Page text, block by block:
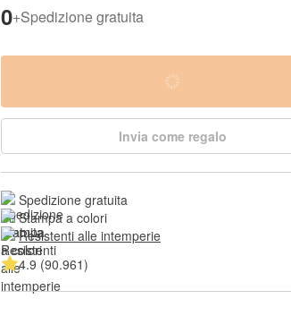
0+Spedizione gratuita
Invia come regalo
Spedizione gratuita
Stampa a colori
Resistenti alle intemperie
4.9 (90.961)